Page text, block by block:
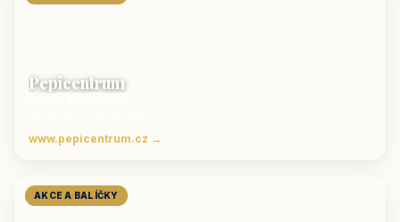
Pepicentrum
www.pepicentrum.cz →
AKCE A BALÍČKY